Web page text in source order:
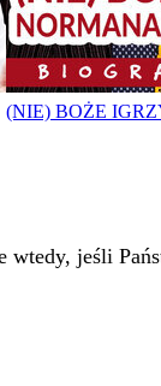
(NIE) BOŻE
jeśli